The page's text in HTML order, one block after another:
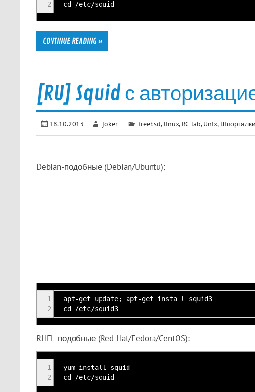
2
cd /etc/squid
CONTINUE READING »
[RU] Squid с
18.10.2013 joker freebsd, linux, RC-lab, Unix, Шпоргалки
Debian-подобные (Debian/Ubuntu):
1
2
apt-get update; apt-get install squid3
cd /etc/squid3
RHEL-подобные (Red Hat/Fedora/CentOS):
1
2
yum install squid
cd /etc/squid